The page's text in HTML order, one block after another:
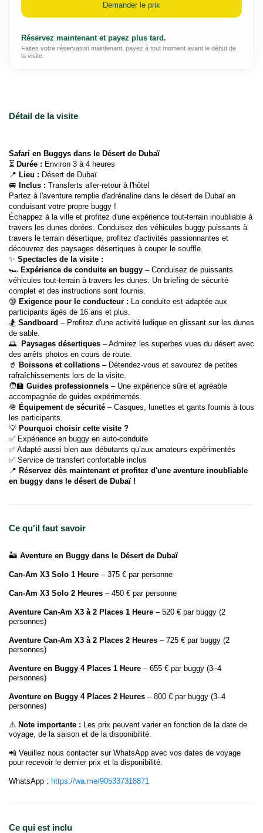
Détail de la visite
Safari en Buggys dans le Désert de Dubaï
⏳ Durée : Environ 3 à 4 heures
📍 Lieu : Désert de Dubaï
🚐 Inclus : Transferts aller-retour à l'hôtel
Partez à l'aventure remplie d'adrénaline dans le désert de Dubaï en
conduisant votre propre buggy !
Échappez à la ville et profitez d'une expérience tout-terrain inoubliable à
travers les dunes dorées. Conduisez des véhicules buggy puissants à
travers le terrain désertique, profitez d'activités passionnantes et
découvrez des paysages désertiques à couper le souffle.
✨ Spectacles de la visite :
🏎 Expérience de conduite en buggy – Conduisez de puissants
véhicules tout-terrain à travers les dunes. Un briefing de sécurité
complet et des instructions sont fournis.
🔞 Exigence pour le conducteur : La conduite est adaptée aux
participants âgés de 16 ans et plus.
🏂 Sandboard – Profitez d'une activité ludique en glissant sur les dunes
de sable.
🌅
Paysages désertiques – Admirez les superbes vues du désert avec
des arrêts photos en cours de route.
🥤 Boissons et collations – Détendez-vous et savourez de petites
rafraîchissements lors de la visite.
🧑‍🏫 Guides professionnels – Une expérience sûre et agréable
accompagnée de guides expérimentés.
🪖 Équipement de sécurité – Casques, lunettes et gants fournis à tous
les participants.
💡 Pourquoi choisir cette visite ?
✅ Expérience en buggy en auto-conduite
✅ Adapté aussi bien aux débutants qu’aux amateurs expérimentés
✅ Service de transfert confortable inclus
📍 Réservez dès maintenant et profitez d'une aventure inoubliable
en buggy dans le désert de Dubaï !
Ce qu'il faut savoir
🏜️ Aventure en Buggy dans le Désert de Dubaï
Can-Am X3 Solo 1 Heure – 375 € par personne
Can-Am X3 Solo 2 Heures – 450 € par personne
Aventure Can-Am X3 à 2 Places 1 Heure – 520 € par buggy (2
personnes)
Aventure Can-Am X3 à 2 Places 2 Heures – 725 € par buggy (2
personnes)
Aventure en Buggy 4 Places 1 Heure – 655 € par buggy (3–4
personnes)
Aventure en Buggy 4 Places 2 Heures – 800 € par buggy (3–4
personnes)
⚠️ Note importante : Les prix peuvent varier en fonction de la date de
voyage, de la saison et de la disponibilité.
📲 Veuillez nous contacter sur WhatsApp avec vos dates de voyage
pour recevoir le dernier prix et la disponibilité.
WhatsApp : https://wa.me/905337318871
Ce qui est inclu
Demander le prix
Réservez maintenant et payez plus tard.
Faites votre réservation maintenant, payez à tout moment avant le début de
la visite.